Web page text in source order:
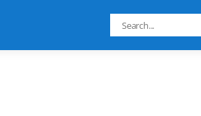
Search
for: